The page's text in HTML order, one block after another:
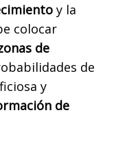
y la
colocar
de
de
y
de